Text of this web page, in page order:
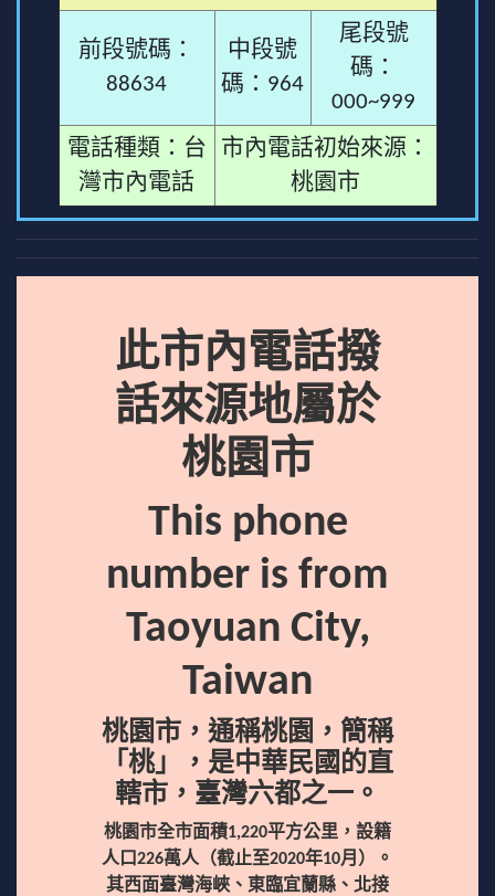
前段號碼：
88634
中段號
碼：964
尾段號
碼：
000~999
電話種類：台
灣市內電話
市內電話初始來源：
桃園市
此市內電話撥
話來源地屬於
桃園市
This phone
number is from
Taoyuan City,
Taiwan
桃園市，通稱桃園，簡稱
「桃」，是中華民國的直
轄市，臺灣六都之一。
桃園市全市面積1,220平方公里，設籍
人口226萬人（截止至2020年10月）。
其西面臺灣海峽、東臨宜蘭縣、北接